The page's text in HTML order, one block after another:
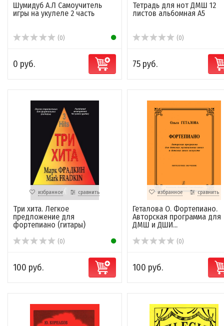
Шумидуб А.Л Самоучитель
игры на укулеле 2 часть
(0)
0 руб.
Тетрадь для нот ДМШ 12
листов альбомная А5
(0)
75 руб.
избранное сравнить
Три хита. Легкое
предложение для
фортепиано (гитары)
(0)
100 руб.
избранное сравнить
Геталова О. Фортепиано.
Авторская программа для
ДМШ и ДШИ...
(0)
100 руб.